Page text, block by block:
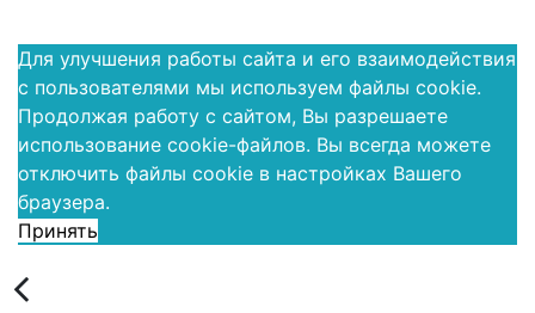
Для улучшения работы сайта и его взаимодействия
с пользователями мы используем файлы cookie.
Продолжая работу с сайтом, Вы разрешаете
использование cookie-файлов. Вы всегда можете
отключить файлы cookie в настройках Вашего
браузера.
Принять